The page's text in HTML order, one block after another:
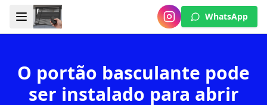
WhatsApp
O portão basculante pode
ser instalado para abrir